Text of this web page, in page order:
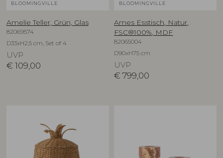
BLOOMINGVILLE
Amelie Teller, Grün, Glas
82069574
D33xH2,5 cm, Set of 4
UVP
€ 109,00
BLOOMINGVILLE
Ames Esstisch, Natur,
FSC®100%, MDF
82065004
D90xH75 cm
UVP
€ 799,00